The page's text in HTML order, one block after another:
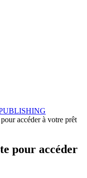
accéder à votre prêt
pour accéder